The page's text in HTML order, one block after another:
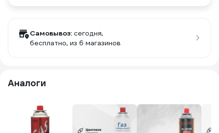
Самовывоз: сегодня,
бесплатно, из 6 магазинов
Аналоги